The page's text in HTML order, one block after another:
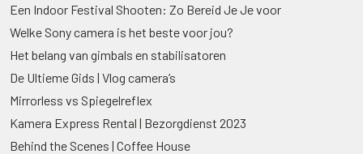
Een Indoor Festival Shooten: Zo Bereid Je Je voor
Welke Sony camera is het beste voor jou?
Het belang van gimbals en stabilisatoren
De Ultieme Gids | Vlog camera’s
Mirrorless vs Spiegelreflex
Kamera Express Rental | Bezorgdienst 2023
Behind the Scenes | Coffee House